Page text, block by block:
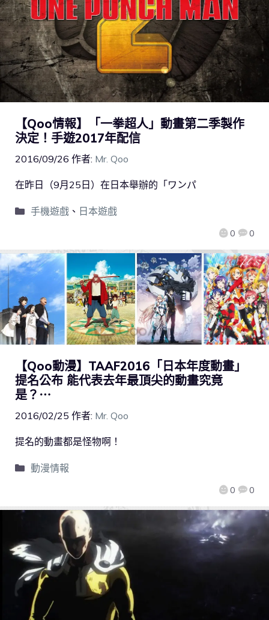
【Qoo情報】「一拳超人」動畫第二季製作
決定！手遊2017年配信
2016/09/26 作者: Mr. Qoo
0 0
在昨日（9月25日）在日本舉辦的「ワンパ
手機遊戲、 日本遊戲
【Qoo動漫】TAAF2016「日本年度動畫」
提名公布 能代表去年最頂尖的動畫究竟
是？⋯
2016/02/25 作者: Mr. Qoo
0 0
提名的動畫都是怪物啊！
動漫情報